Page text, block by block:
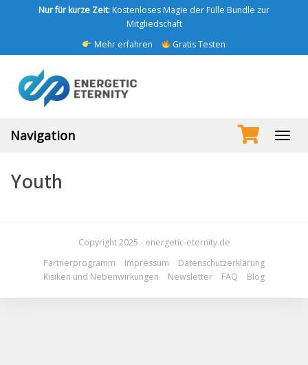
Nur für kurze Zeit:Kostenloses Magie der Fülle Bundle zur
Mitgliedschaft
Mehr erfahren
Gratis Testen
Navigation
Youth
Copyright 2025 - energetic-eternity.de
Partnerprogramm
Impressum
Datenschutzerklärung
Risiken und Nebenwirkungen
Newsletter FAQ Blog